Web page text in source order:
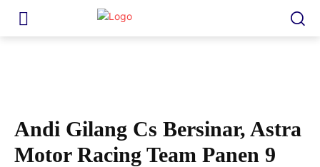
Andi Gilang Cs Bersinar, Astra
Motor Racing Team Panen 9